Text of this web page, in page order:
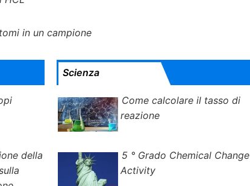
in un campione
della
Scienza
Come calcolare il tasso di
reazione
5 ° Grado Chemical Change
Activity